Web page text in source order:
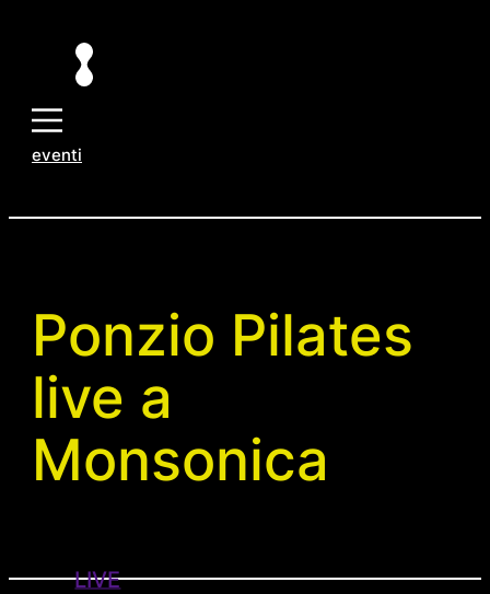
contenuto
LIVE
eventi
Ponzio Pilates
live a
Monsonica